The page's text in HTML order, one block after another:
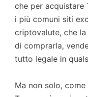
che per acquistare
i più comuni siti
criptovalute, che
di comprarla,
tutto legale in
Ma non solo,